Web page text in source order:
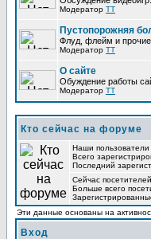
Модератор TT
Пустопорожняя
Флуд, флейм и
Модератор TT
О сайте
Обуждение работы
Модератор TT
Кто сейчас на форуме
Наши
Всего
Последний
Сейчас
Больше всего
Эти данные основаны на
Вход